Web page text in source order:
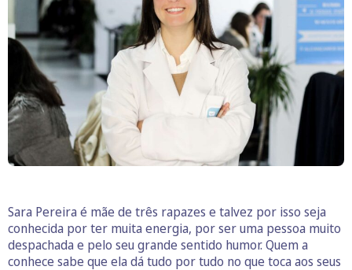
Sara Pereira é mãe de três rapazes e talvez por isso seja
conhecida por ter muita energia, por ser uma pessoa muito
despachada e pelo seu grande sentido humor. Quem a
conhece sabe que ela dá tudo por tudo no que toca aos seus